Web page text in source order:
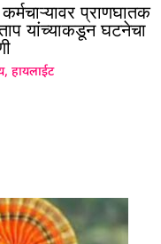
प्राणघातक
यांच्याकडून घटनेचा
,हायलाईट